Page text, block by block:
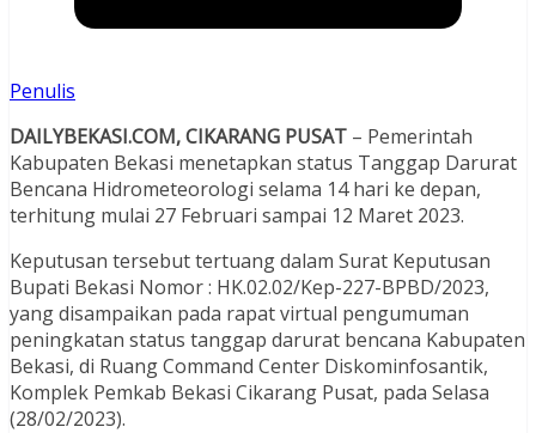
Penulis
DAILYBEKASI.COM, CIKARANG PUSAT – Pemerintah
Kabupaten Bekasi menetapkan status Tanggap Darurat
Bencana Hidrometeorologi selama 14 hari ke depan,
terhitung mulai 27 Februari sampai 12 Maret 2023.
Keputusan tersebut tertuang dalam Surat Keputusan
Bupati Bekasi Nomor : HK.02.02/Kep-227-BPBD/2023,
yang disampaikan pada rapat virtual pengumuman
peningkatan status tanggap darurat bencana Kabupaten
Bekasi, di Ruang Command Center Diskominfosantik,
Komplek Pemkab Bekasi Cikarang Pusat, pada Selasa
(28/02/2023).